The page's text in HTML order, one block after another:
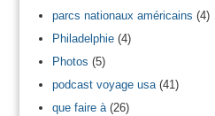
parcs nationaux américains (4)
Philadelphie(4)
Photos (5)
podcast voyage usa(41)
que faire à(26)